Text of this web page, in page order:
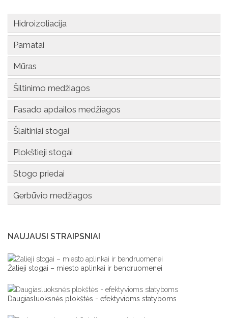
Hidroizoliacija
Pamatai
Mūras
Šiltinimo medžiagos
Fasado apdailos medžiagos
Šlaitiniai stogai
Plokštieji stogai
Stogo priedai
Gerbūvio medžiagos
NAUJAUSI STRAIPSNIAI
Žalieji stogai – miesto aplinkai ir bendruomenei
Daugiasluoksnės plokštės - efektyvioms statyboms